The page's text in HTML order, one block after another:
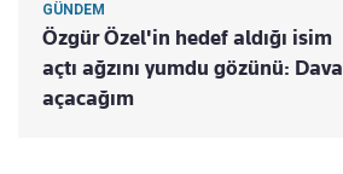
GÜNDEM
Özgür Özel'in hedef aldığı isim
açtı ağzını yumdu gözünü: Dava
açacağım